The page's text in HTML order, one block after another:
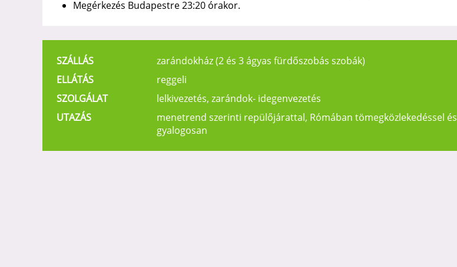
Megérkezés Budapestre 23:20 órakor.
SZÁLLÁS
zarándokház (2 és 3 ágyas fürdőszobás szobák)
ELLÁTÁS
reggeli
SZOLGÁLAT
lelkivezetés, zarándok- idegenvezetés
UTAZÁS
menetrend szerinti repülőjárattal, Rómában tömegközlekedéssel és
gyalogosan